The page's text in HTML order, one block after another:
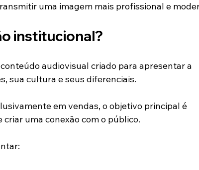
uma imagem mais profissional e
institucional?
audiovisual criado para apresentar a
sua cultura e seus diferenciais.
em vendas, o objetivo principal é
uma conexão com o público.